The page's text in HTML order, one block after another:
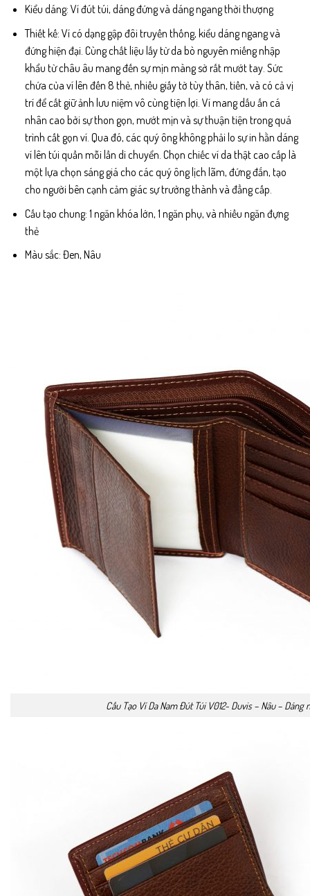
Kiểu dáng: Ví đút túi, dáng đứng và dáng ngang thời thượng
Thiết kế: Ví có dạng gập đôi truyền thống, kiểu dáng ngang và
đứng hiện đại. Cùng chất liệu lấy từ da bò nguyên miếng nhập
khẩu từ châu âu mang đến sự mịn màng sờ rất mướt tay. Sức
chứa của ví lên đến 8 thẻ, nhiều giấy tờ tùy thân, tiền, và có cả vị
trí để cất giữ ảnh lưu niệm vô cùng tiện lợi. Ví mang dấu ấn cá
nhân cao bởi sự thon gọn, mướt mịn và sự thuận tiện trong quá
trình cất gọn ví. Qua đó, các quý ông không phải lo sự in hằn dáng
ví lên túi quần mỗi lần di chuyển. Chọn chiếc ví da thật cao cấp là
một lựa chọn sáng giá cho các quý ông lịch lãm, đứng đắn, tạo
cho người bên cạnh cảm giác sự trưởng thành và đẳng cấp.
Cấu tạo chung: 1 ngăn khóa lớn, 1 ngăn phụ, và nhiều ngăn đựng
thẻ
Màu sắc: Đen, Nâu
Cấu Tạo Ví Da Nam Đút Túi V012- Duvis – Nâu – Dáng